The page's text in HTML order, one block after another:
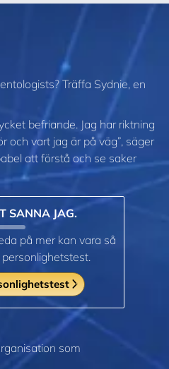
Träffa Sydnie, en
befriande. Jag har riktning
och vart jag är på väg”, säger
att förstå och se saker
SANNA JAG.
på mer kan vara så
som